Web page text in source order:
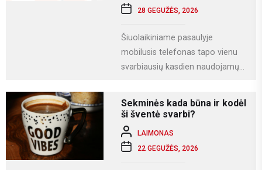
28 GEGUŽĖS, 2026
Šiuolaikiniame pasaulyje
mobilusis telefonas tapo vienu
svarbiausių kasdien naudojamų
naudojamės socialiniais...
Sekminės kada būna ir kodėl
ši šventė svarbi?
LAIMONAS
22 GEGUŽĖS, 2026